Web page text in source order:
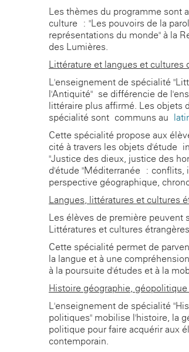
Les thèmes du programme sont
culture : "Les pouvoirs de la
représentations du monde" à la
des Lumières.
Littérature et langues et cultures
L'enseignement de spécialité
l'Antiquité" se différencie de
littéraire plus affirmé. Les objets
spécialité sont communs au
Cette spécialité propose aux
cité à travers les objets d'étude
"Justice des dieux, justice des
d'étude "Méditerranée : conflits,
perspective géographique,
Langues, littératures et cultures
Les élèves de première peuvent
Littératures et cultures
Cette spécialité permet de
la langue et à une
à la poursuite d'études et à la
Histoire-géographie,
L'enseignement de spécialité
politiques" mobilise l'histoire, la
politique pour faire acquérir aux
contemporain.